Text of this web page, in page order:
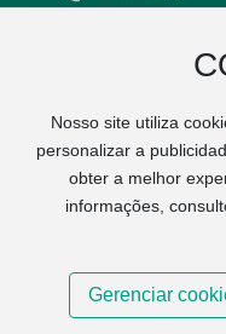
© 2024 Shandong
鲁
Powered
Nosso site utiliza
personalizar a
obter a melhor
informações,
Gerenciar